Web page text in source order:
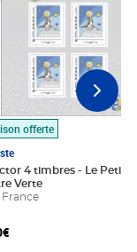
panier
offerte
4 timbres - Le Petit
Verte
France